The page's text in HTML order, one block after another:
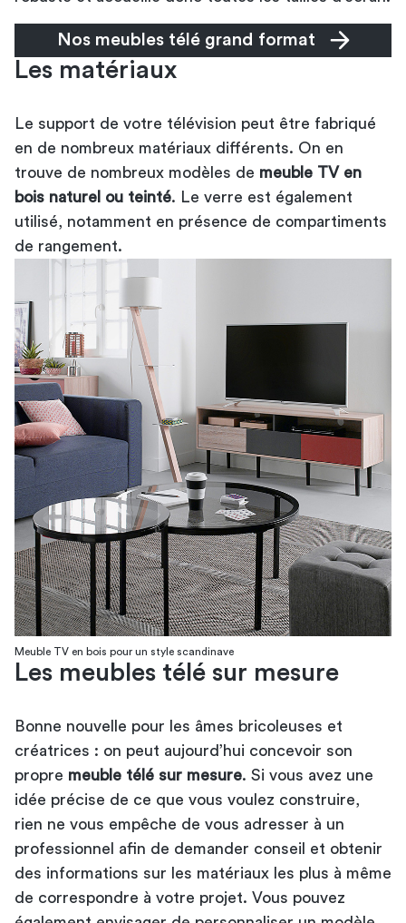
Meuble TV en bois pour un style scandinave
Nos meubles télé grand format
Les matériaux
Le support de votre télévision peut être fabriqué
en de nombreux matériaux différents. On en
trouve de nombreux modèles de meuble TV en
bois naturel ou teinté. Le verre est également
utilisé, notamment en présence de compartiments
de rangement.
Les meubles télé sur mesure
Bonne nouvelle pour les âmes bricoleuses et
créatrices : on peut aujourd’hui concevoir son
propre meuble télé sur mesure. Si vous avez une
idée précise de ce que vous voulez construire,
rien ne vous empêche de vous adresser à un
professionnel afin de demander conseil et obtenir
des informations sur les matériaux les plus à même
de correspondre à votre projet. Vous pouvez